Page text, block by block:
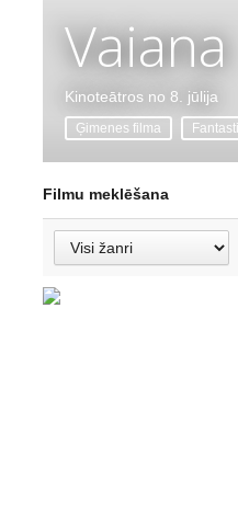
Vaiana
Kinoteātros no 8. jūlija
Ģimenes filma
Filmu meklēšana